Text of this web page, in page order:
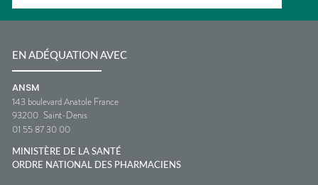
EN ADÉQUATION AVEC
ANSM
143 boulevard Anatole France
93200 Saint-Denis
01 55 87 30 00
MINISTÈRE DE LA SANTÉ
ORDRE NATIONAL DES PHARMACIENS